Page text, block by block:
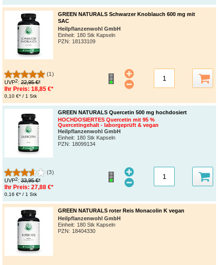
GREEN NATURALS Schwarzer Knoblauch 600 mg mit
SAC
Heilpflanzenwohl GmbH
Einheit: 180 Stk Kapseln
PZN: 18133109
(1)
UVP2: 22,95 €*
Ihr Preis: 18,85 €*
0,10 €* / 1 Stk
GREEN NATURALS Quercetin 500 mg hochdosiert
HOCHDOSIERTES Quercetin mit 95 %
Quercetingehalt - laborgeprüft & vegan
Heilpflanzenwohl GmbH
Einheit: 180 Stk Kapseln
PZN: 18099134
(3)
UVP2: 33,95 €*
Ihr Preis: 27,88 €*
0,16 €* / 1 Stk
GREEN NATURALS roter Reis Monacolin K vegan
Heilpflanzenwohl GmbH
Einheit: 180 Stk Kapseln
PZN: 18404330